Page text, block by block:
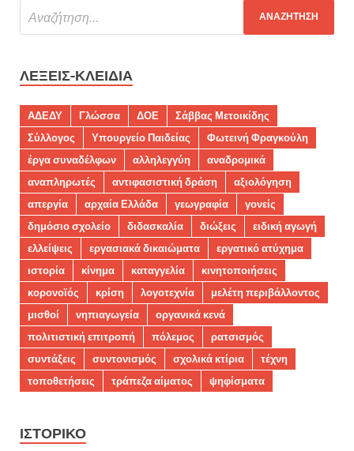
ΛΈΞΕΙΣ-ΚΛΕΙΔΙΆ
ΑΔΕΔΥ Γλώσσα ΔΟΕ
Σάββας Μετοικίδης
Σύλλογος
Υπουργείο Παιδείας
Φωτεινή Φραγκούλη
έργα συναδέλφων
αλληλεγγύη
αναδρομικά
αναπληρωτές
αντιφασιστική δράση
αξιολόγηση
απεργία
αρχαία Ελλάδα γεωγραφία
γονείς
δημόσιο σχολείο
διδασκαλία διώξεις
ειδική αγωγή
ελλείψεις
εργασιακά δικαιώματα
εργατικό ατύχημα
ιστορία
κίνημα καταγγελία
κινητοποιήσεις
κορονοϊός
κρίση λογοτεχνία
μελέτη περιβάλλοντος
μισθοί
νηπιαγωγεία
οργανικά κενά
πολιτιστική επιτροπή
πόλεμος
ρατσισμός
συντάξεις
συντονισμός σχολικά κτίρια
τέχνη
τοποθετήσεις
τράπεζα αίματος ψηφίσματα
ΙΣΤΟΡΙΚΌ